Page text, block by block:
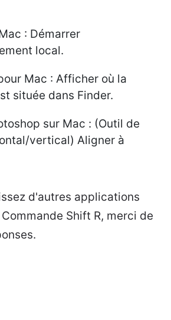
: Démarrer
local.
Mac : Afficher où la
située dans Finder.
sur Mac : (Outil de
vertical) Aligner à
d'autres applications
Shift R, merci de